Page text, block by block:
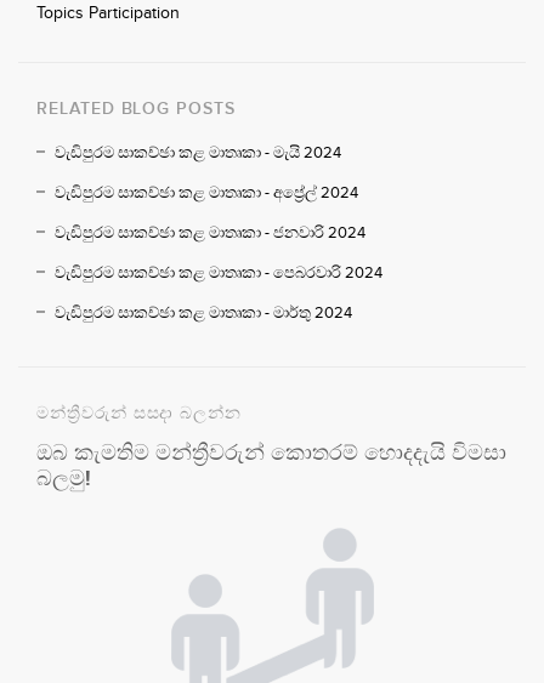
Topics Participation
RELATED BLOG POSTS
වැඩිපුරම සාකච්ඡා කළ මාතෘකා - මැයි 2024
වැඩිපුරම සාකච්ඡා කළ මාතෘකා - අප්‍රේල් 2024
වැඩිපුරම සාකච්ඡා කළ මාතෘකා - ජනවාරි 2024
වැඩිපුරම සාකච්ඡා කළ මාතෘකා - පෙබරවාරි 2024
වැඩිපුරම සාකච්ඡා කළ මාතෘකා - මාර්තු 2024
මන්ත්‍රීවරුන් සසදා බලන්න
ඔබ කැමතිම මන්ත්‍රීවරුන් කොතරම් හොදදැයි විමසා
බලමු!